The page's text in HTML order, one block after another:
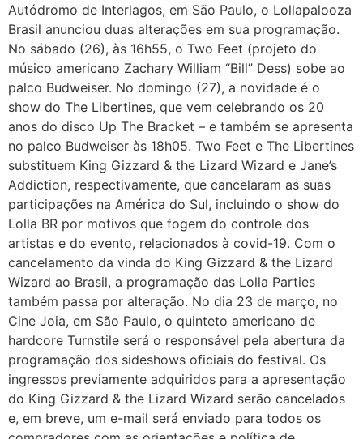
Autódromo de Interlagos, em São Paulo, o Lollapalooza
Brasil anunciou duas alterações em sua programação.
No sábado (26), às 16h55, o Two Feet (projeto do
músico americano Zachary William “Bill” Dess) sobe ao
palco Budweiser. No domingo (27), a novidade é o
show do The Libertines, que vem celebrando os 20
anos do disco Up The Bracket – e também se apresenta
no palco Budweiser às 18h05. Two Feet e The Libertines
substituem King Gizzard & the Lizard Wizard e Jane’s
Addiction, respectivamente, que cancelaram as suas
participações na América do Sul, incluindo o show do
Lolla BR por motivos que fogem do controle dos
artistas e do evento, relacionados à covid-19. Com o
cancelamento da vinda do King Gizzard & the Lizard
Wizard ao Brasil, a programação das Lolla Parties
também passa por alteração. No dia 23 de março, no
Cine Joia, em São Paulo, o quinteto americano de
hardcore Turnstile será o responsável pela abertura da
programação dos sideshows oficiais do festival. Os
ingressos previamente adquiridos para a apresentação
do King Gizzard & the Lizard Wizard serão cancelados
e, em breve, um e-mail será enviado para todos os